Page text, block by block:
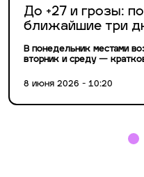
До +27 и грозы:
ближайшие три
В понедельник местами
вторник и среду —
8 июня 2026 - 10:20